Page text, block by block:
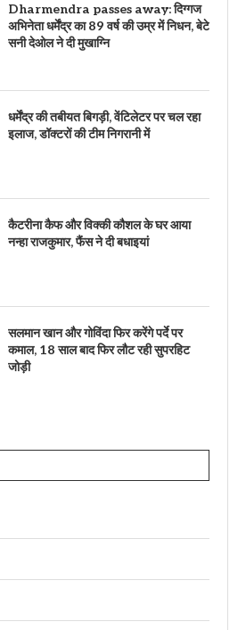
Dharmendra passes away: दिग्गज
अभिनेता धर्मेंद्र का 89 वर्ष की उम्र में निधन, बेटे
सनी देओल ने दी मुखाग्नि
धर्मेंद्र की तबीयत बिगड़ी, वेंटिलेटर पर चल रहा
इलाज, डॉक्टरों की टीम निगरानी में
कैटरीना कैफ और विक्की कौशल के घर आया
नन्हा राजकुमार, फैंस ने दी बधाइयां
सलमान खान और गोविंदा फिर करेंगे पर्दे पर
कमाल, 18 साल बाद फिर लौट रही सुपरहिट
जोड़ी